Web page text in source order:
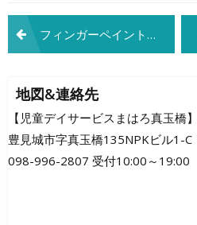
投
稿
ナ
ビ
ゲ
フィンガーペイント
地図&連絡先
【児童デイサービスまはろ真玉橋】
豊見城市字真玉橋135NPKビル1-C
098-996-2807 受付10:00～19:00